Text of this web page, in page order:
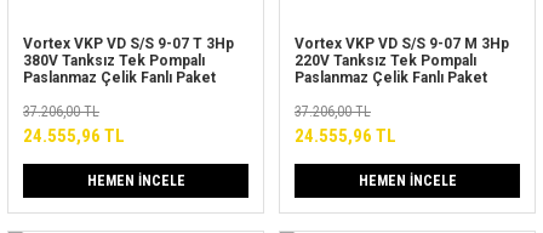
Vortex VKP VD S/S 9-07 T 3Hp
380V Tanksız Tek Pompalı
Paslanmaz Çelik Fanlı Paket
37.206,00 TL
24.555,96 TL
HEMEN İNCELE
Vortex VKP VD S/S 9-07 M 3Hp
220V Tanksız Tek Pompalı
Paslanmaz Çelik Fanlı Paket
37.206,00 TL
24.555,96 TL
HEMEN İNCELE